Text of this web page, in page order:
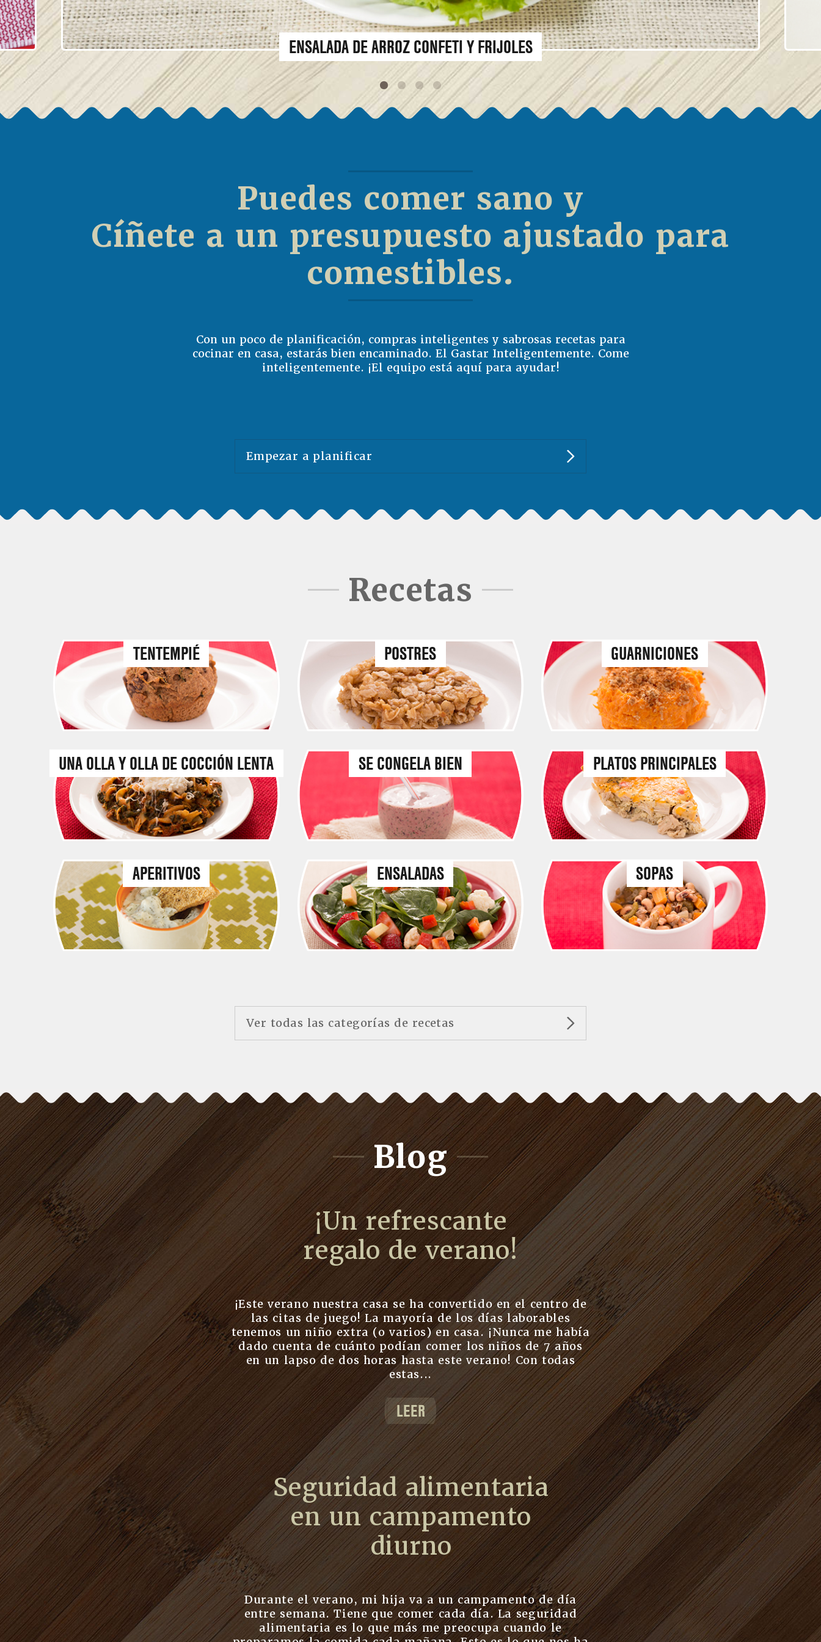
BRÓCOLI ASADO
Puedes comer sano y
Cíñete a un presupuesto ajustado para
comestibles.
Con un poco de planificación, compras inteligentes y sabrosas recetas para
cocinar en casa, estarás bien encaminado. El Gastar Inteligentemente. Come
inteligentemente. ¡El equipo está aquí para ayudar!
Empezar a planificar
Recetas
TENTEMPIÉ POSTRES GUARNICIONES
UNA OLLA Y OLLA DE COCCIÓN LENTA SE CONGELA BIEN PLATOS PRINCIPALES
APERITIVOS ENSALADAS SOPAS
Ver todas las categorías de recetas
Blog
¡Un refrescante
regalo de verano!
¡Este verano nuestra casa se ha convertido en el centro de
las citas de juego! La mayoría de los días laborables
tenemos un niño extra (o varios) en casa. ¡Nunca me había
dado cuenta de cuánto podían comer los niños de 7 años
en un lapso de dos horas hasta este verano! Con todas
estas...
LEER
Seguridad alimentaria
en un campamento
diurno
Durante el verano, mi hija va a un campamento de día
entre semana. Tiene que comer cada día. La seguridad
alimentaria es lo que más me preocupa cuando le